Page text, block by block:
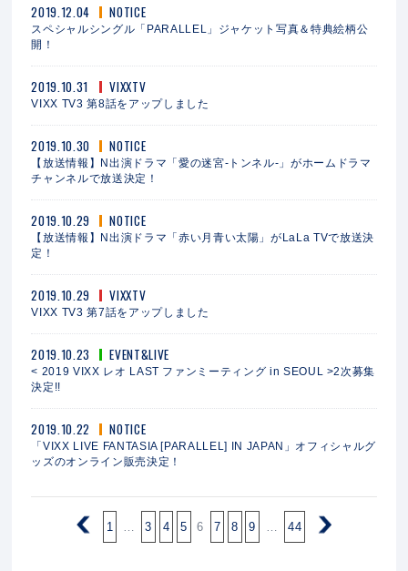
2019.12.04 NOTICE
スペシャルシングル「PARALLEL」ジャケット写真＆特典絵柄公
開！
2019.10.31 VIXXTV
VIXX TV3 第8話をアップしました
2019.10.30 NOTICE
【放送情報】N出演ドラマ「愛の迷宮‐トンネル‐」がホームドラマ
チャンネルで放送決定！
2019.10.29 NOTICE
【放送情報】N出演ドラマ「赤い月青い太陽」がLaLa TVで放送決
定！
2019.10.29 VIXXTV
VIXX TV3 第7話をアップしました
2019.10.23 EVENT&LIVE
< 2019 VIXX レオ LAST ファンミーティング in SEOUL >2次募集
決定!!
2019.10.22 NOTICE
「VIXX LIVE FANTASIA [PARALLEL] IN JAPAN」オフィシャルグ
ッズのオンライン販売決定！
1 3 4 5 6 7 8 9 44